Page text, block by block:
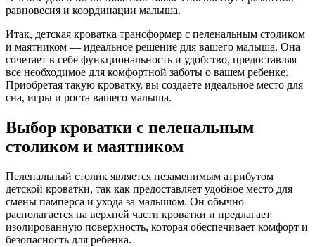
равновесия и координации малыша.
Итак, детская кроватка трансформер с пеленальным столиком
и маятником — идеальное решение для вашего малыша. Она
сочетает в себе функциональность и удобство, предоставляя
все необходимое для комфортной заботы о вашем ребенке.
Приобретая такую кроватку, вы создаете идеальное место для
сна, игры и роста вашего малыша.
Выбор кроватки с пеленальным
столиком и маятником
Пеленальный столик является незаменимым атрибутом
детской кроватки, так как предоставляет удобное место для
смены памперса и ухода за малышом. Он обычно
располагается на верхней части кроватки и предлагает
изолированную поверхность, которая обеспечивает комфорт и
безопасность для ребенка.